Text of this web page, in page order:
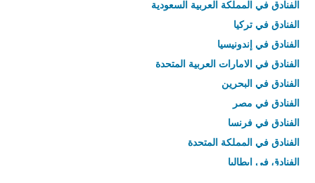
الفنادق في المملكة العربية السعودية
الفنادق في تركيا
الفنادق في إندونيسيا
الفنادق في الامارات العربية المتحدة
الفنادق في البحرين
الفنادق في مصر
الفنادق في فرنسا
الفنادق في المملكة المتحدة
الفنادق في إيطاليا